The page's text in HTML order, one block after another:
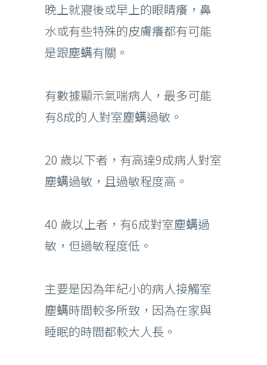
晚上就寢後或早上的眼睛癢，鼻
水或有些特殊的皮膚癢都有可能
是跟塵螨有關。
有數據顯示氣喘病人，最多可能
有8成的人對室塵螨過敏。
20 歲以下者，有高達9成病人對室
塵螨過敏，且過敏程度高。
40 歲以上者，有6成對室塵螨過
敏，但過敏程度低。
主要是因為年紀小的病人接觸室
塵螨時間較多所致，因為在家與
睡眠的時間都較大人長。